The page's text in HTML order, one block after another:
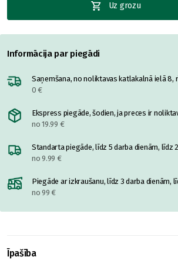
Uz grozu
Informācija par piegādi
Saņemšana, no noliktavas katlakalnā ielā 8,
0 €
Ekspress piegāde, šodien, ja preces ir
no 19.99 €
Standarta piegāde, līdz 5 darba dienām, līdz
no 9.99 €
Piegāde ar izkraušanu, līdz 3 darba dienām,
no 99 €
Īpašība